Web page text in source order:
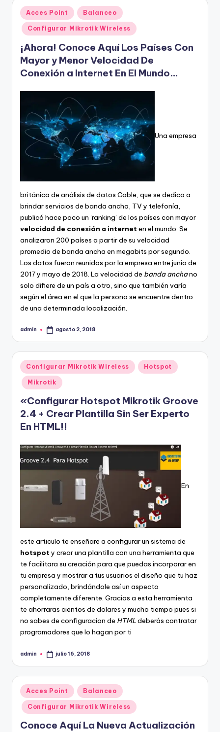
Publicado
en
Acces Point Balanceo
Configurar Mikrotik Wireless
¡Ahora! Conoce Aquí Los Países Con
Mayor y Menor Velocidad De
Conexión a Internet En El Mundo…
Una empresa
británica de análisis de datos Cable, que se dedica a
brindar servicios de banda ancha, TV y telefonía,
publicó hace poco un ‘ranking’ de los países con mayor
velocidad de conexión a internet en el mundo. Se
analizaron 200 países a partir de su velocidad
promedio de banda ancha en megabits por segundo.
Los datos fueron reunidos por la empresa entre junio de
2017 y mayo de 2018. La velocidad de banda anchano
solo difiere de un país a otro, sino que también varía
según el área en el que la persona se encuentre dentro
de una determinada localización.
Publicado
admin agosto 2, 2018
Publicado
en
Configurar Mikrotik Wireless Hotspot
Mikrotik
«Configurar Hotspot Mikrotik Groove
2.4 + Crear Plantilla Sin Ser Experto
En HTML!!
En
este articulo te enseñare a configurar un sistema de
hotspot y crear una plantilla con una herramienta que
te facilitara su creación para que puedas incorporar en
tu empresa y mostrar a tus usuarios el diseño que tu haz
personalizado, brindándole así un aspecto
completamente diferente. Gracias a esta herramienta
te ahorraras cientos de dolares y mucho tiempo pues si
no sabes de configuracion de HTMLdeberás contratar
programadores que lo hagan por ti
Publicado
admin julio 16, 2018
Publicado
en
Acces Point Balanceo
Configurar Mikrotik Wireless
Conoce Aquí La Nueva Actualización